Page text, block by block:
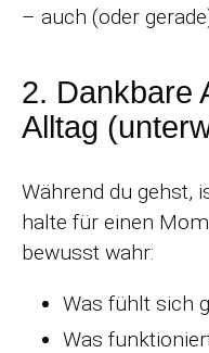
– auch (oder
2. Dankbare
Alltag
Während du gehst,
halte für einen
bewusst wahr:
Was fühlt sich
Was